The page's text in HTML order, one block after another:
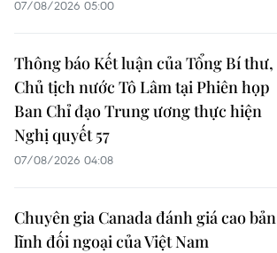
07/08/2026 05:00
Thông báo Kết luận của Tổng Bí thư,
Chủ tịch nước Tô Lâm tại Phiên họp
Ban Chỉ đạo Trung ương thực hiện
Nghị quyết 57
07/08/2026 04:08
Chuyên gia Canada đánh giá cao bản
lĩnh đối ngoại của Việt Nam